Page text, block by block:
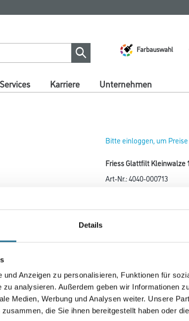
Details
Anzeigen zu personalisieren, Funktionen für
zu analysieren. Außerdem geben wir Informationen
Medien, Werbung und Analysen weiter. Unsere
die Sie ihnen bereitgestellt haben oder
Farbauswahl
Services Karriere Unternehmen
Bitte einloggen, um
Friess Glattfilt Kleinwalze
Art-Nr.:4040-000713
Hochverdichtet, für gute
Umrechnungsfaktoren